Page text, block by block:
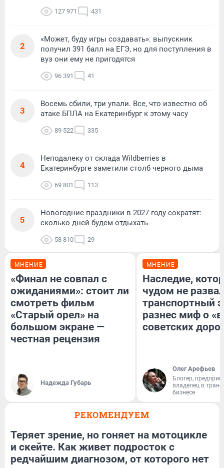
127 971 431
2
«Может, буду игры создавать»: выпускник
получил 391 балл на ЕГЭ, но для поступления в
вуз они ему не пригодятся
96 391 41
3
Восемь сбили, три упали. Все, что известно об
атаке БПЛА на Екатеринбург к этому часу
89 522 335
4
Неподалеку от склада Wildberries в
Екатеринбурге заметили столб черного дыма
69 801 113
5
Новогодние праздники в 2027 году сократят:
сколько дней будем отдыхать
58 810 29
МНЕНИЕ
«Финал не совпал с
ожиданиями»: стоит ли
смотреть фильм
«Старый орел» на
большом экране —
честная рецензия
Надежда Губарь
МНЕНИЕ
Наследие,
чудом не
транспортный
разнес миф о
советских
Олег Арефьев
Блогер,
владелец в
бизнесе
РЕКОМЕНДУЕМ
Теряет зрение, но гоняет на мотоцикле
и скейте. Как живет подросток с
редчайшим диагнозом, от которого нет